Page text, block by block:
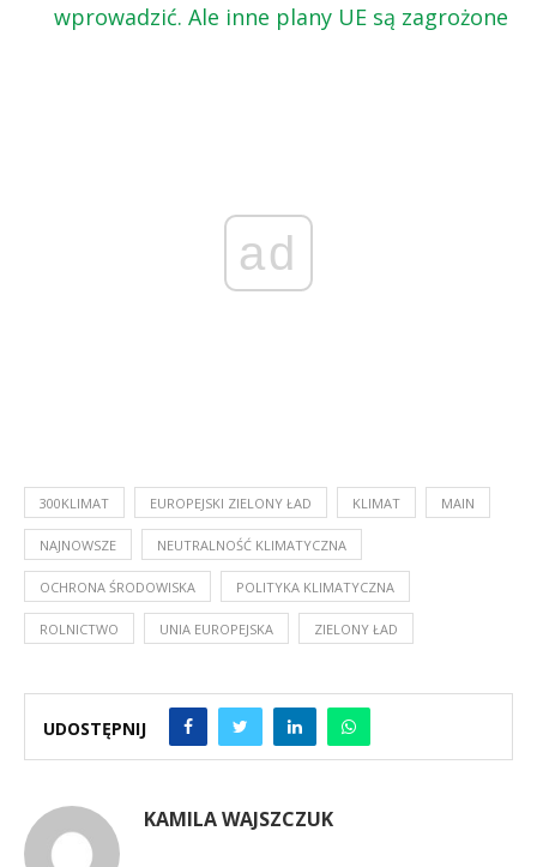
wprowadzić. Ale inne plany UE są zagrożone
ad
300KLIMAT EUROPEJSKI ZIELONY ŁAD KLIMAT MAIN
NAJNOWSZE NEUTRALNOŚĆ KLIMATYCZNA
OCHRONA ŚRODOWISKA POLITYKA KLIMATYCZNA
ROLNICTWO UNIA EUROPEJSKA ZIELONY ŁAD
UDOSTĘPNIJ
KAMILA WAJSZCZUK